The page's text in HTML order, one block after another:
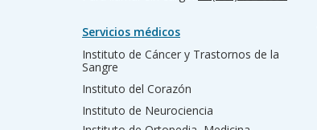
Servicios médicos
Instituto de Cáncer y Trastornos de la
Sangre
Instituto del Corazón
Instituto de Neurociencia